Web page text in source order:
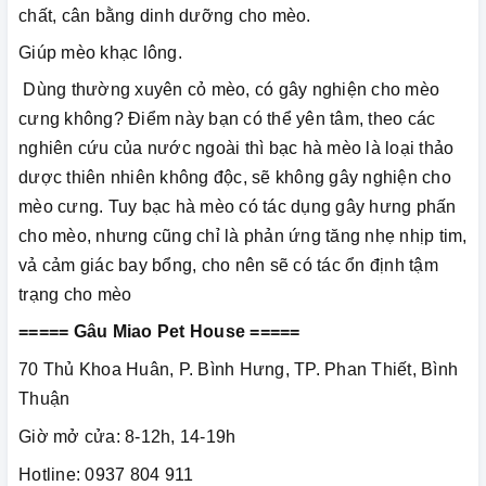
chất, cân bằng dinh dưỡng cho mèo.
Giúp mèo khạc lông.
Dùng thường xuyên cỏ mèo, có gây nghiện cho mèo
cưng không? Điểm này bạn có thể yên tâm, theo các
nghiên cứu của nước ngoài thì bạc hà mèo là loại thảo
dược thiên nhiên không độc, sẽ không gây nghiện cho
mèo cưng. Tuy bạc hà mèo có tác dụng gây hưng phấn
cho mèo, nhưng cũng chỉ là phản ứng tăng nhẹ nhịp tim,
vả cảm giác bay bổng, cho nên sẽ có tác ổn định tậm
trạng cho mèo
===== Gâu Miao Pet House =====
70 Thủ Khoa Huân, P. Bình Hưng, TP. Phan Thiết, Bình
Thuận
Giờ mở cửa: 8-12h, 14-19h
Hotline: 0937 804 911